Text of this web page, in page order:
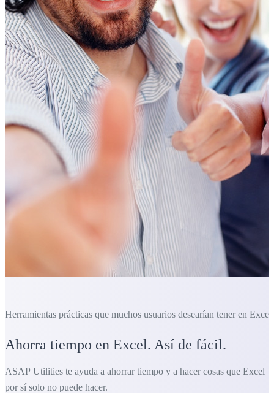
Herramientas prácticas que muchos usuarios desearían tener en Excel.
Ahorra tiempo en Excel. Así de fácil.
ASAP Utilities te ayuda a ahorrar tiempo y a hacer cosas que Excel
por sí solo no puede hacer.